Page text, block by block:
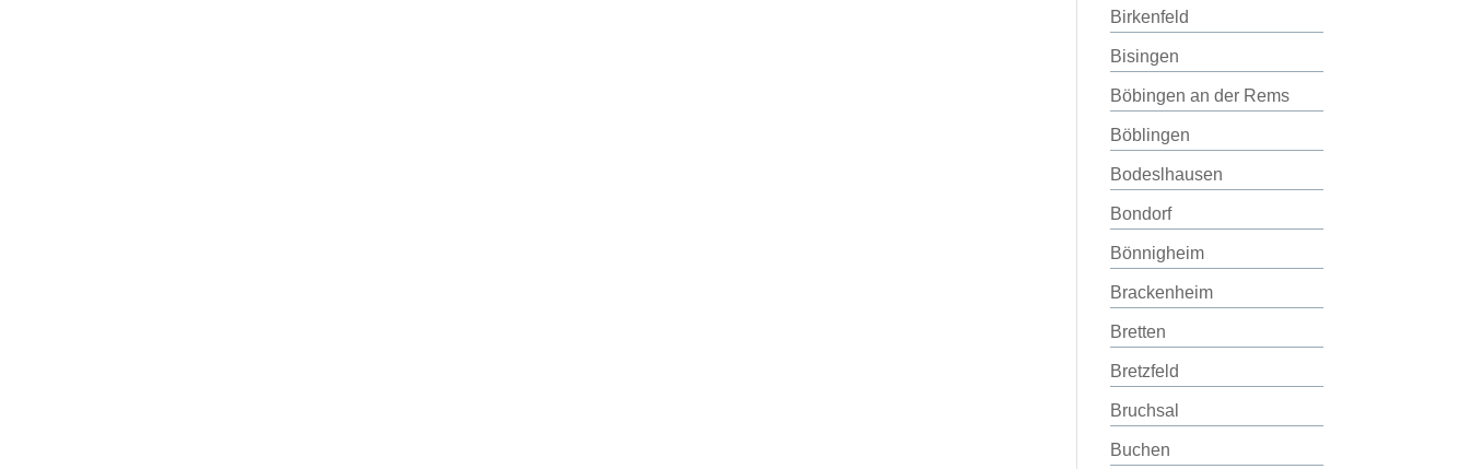
Birkenfeld
Bisingen
Böbingen an der Rems
Böblingen
Bodeslhausen
Bondorf
Bönnigheim
Brackenheim
Bretten
Bretzfeld
Bruchsal
Buchen